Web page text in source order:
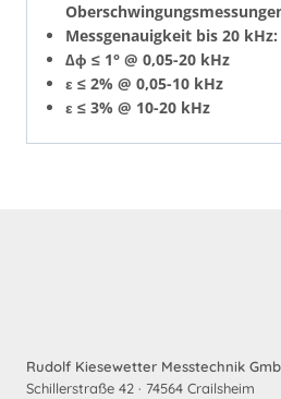
Messgenauigkeit bis 20 kHz:
∆ϕ ≤ 1° @ 0,05-20 kHz
ε ≤ 2% @ 0,05-10 kHz
ε ≤ 3% @ 10-20 kHz
Rudolf Kiesewetter Messtechnik
Schillerstraße 42 · 74564 Crailsheim